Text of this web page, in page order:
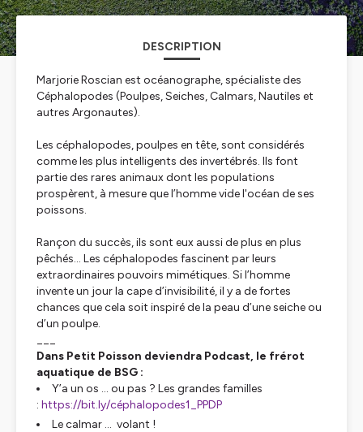
DESCRIPTION
Marjorie Roscian est océanographe, spécialiste des
Céphalopodes (Poulpes, Seiches, Calmars, Nautiles et
autres Argonautes).
Les céphalopodes, poulpes en tête, sont considérés
comme les plus intelligents des invertébrés. Ils font
partie des rares animaux dont les populations
prospèrent, à mesure que l’homme vide l'océan de ses
poissons.
Rançon du succès, ils sont eux aussi de plus en plus
pêchés… Les céphalopodes fascinent par leurs
extraordinaires pouvoirs mimétiques. Si l’homme
invente un jour la cape d’invisibilité, il y a de fortes
chances que cela soit inspiré de la peau d’une seiche ou
d’un poulpe.
Dans Petit Poisson deviendra Podcast, le frérot
aquatique de BSG :
Y’a un os … ou pas ? Les grandes familles
: https://bit.ly/céphalopodes1_PPDP
Le calmar … volant !